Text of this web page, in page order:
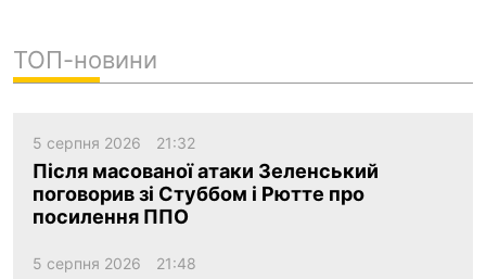
ТОП-новини
5 серпня 2026 21:32
Після масованої атаки Зеленський
поговорив зі Стуббом і Рютте про
посилення ППО
5 серпня 2026 21:48